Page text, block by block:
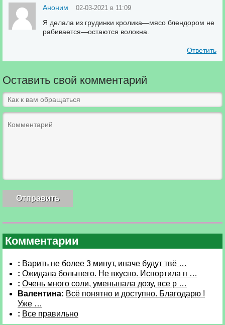
Аноним 02-03-2021 в 11:09
Я делала из грудинки кролика—мясо блендором не
рабивается—остаются волокна.
Ответить
Оставить свой комментарий
Комментарии
: Варить не более 3 минут, иначе будут твё …
: Ожидала большего. Не вкусно. Испортила п …
: Очень много соли, уменьшала дозу, все р …
Валентина: Всё понятно и доступно. Благодарю !
Уже …
: Все правильно